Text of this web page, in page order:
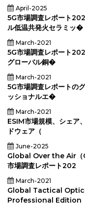
ス、ブ
ロード
キャス
ト、ブ
キャ
ス、ブ
ロード
キャス
別のキ
ャプチ
ャタイ
プ、シ
シェ
ア、成
長、産
業分
品タイ
プ（ビ
デオス
イッダ
明シス
テム、
モニタ
ー、ス
April-2025
5G市場調査レポート
ル低温共発火セラミッ�
March-2021
5G市場調査レポート
グローバル銅�
March-2021
5G市場調査レポートの
ッショナルエ�
March-2021
ESIM市場規模、シェア
ドウェア（
June-2025
Global Over the Air（
市場調査レポート202
March-2021
Global Tactical
Professional Edition